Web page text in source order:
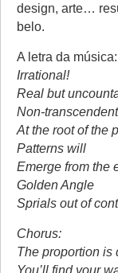
design, arte…
belo.
A letra da música:
Irrational!
Real but
Non-
At the root of the
Patterns will
Emerge from the
Golden Angle
Sprials out of
Chorus:
The proportion is
You’ll find your